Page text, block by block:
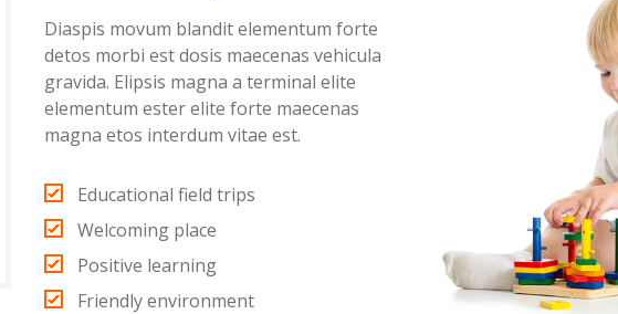
Diaspis movum blandit elementum forte
detos morbi est dosis maecenas vehicula
gravida. Elipsis magna a terminal elite
elementum ester elite forte maecenas
magna etos interdum vitae est.
Educational field trips
Welcoming place
Positive learning
Friendly environment